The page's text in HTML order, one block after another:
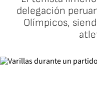
delegación
Olímpicos,